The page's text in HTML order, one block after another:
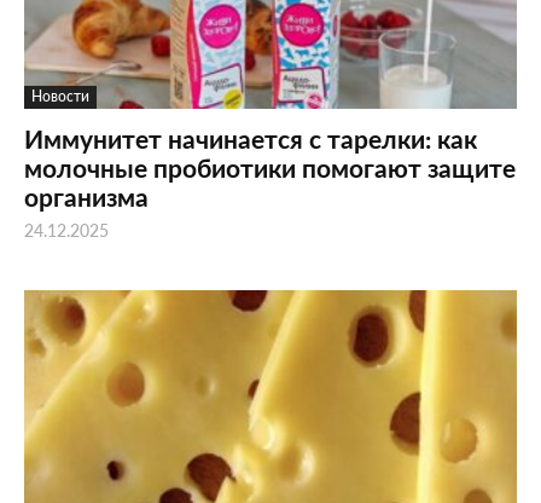
Новости
Иммунитет начинается с тарелки: как
молочные пробиотики помогают защите
организма
24.12.2025